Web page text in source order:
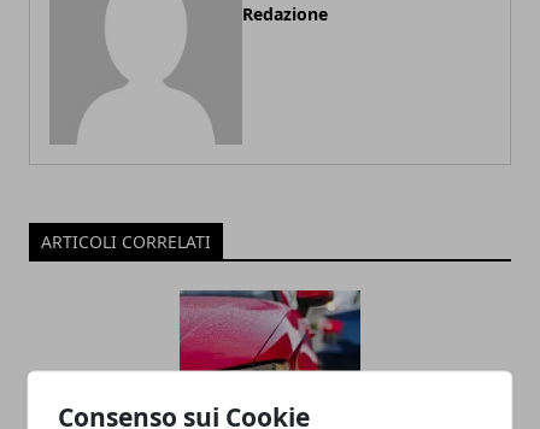
Consenso sui Cookie
Redazione
ARTICOLI CORRELATI